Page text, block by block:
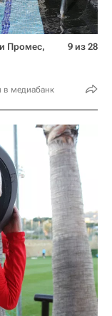
Промес,
в медиабанк
9 из 28